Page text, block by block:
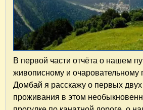
В первой части отчёта о нашем
живописному и очаровательному
Домбай я расскажу о первых
проживания в этом